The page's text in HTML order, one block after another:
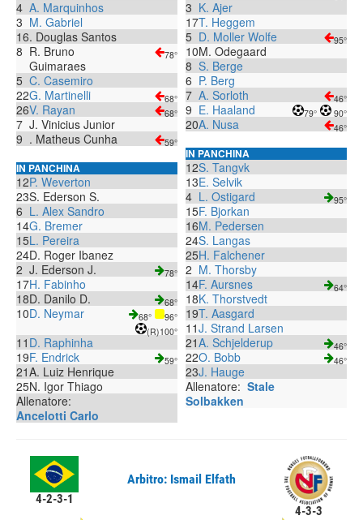
4 A. Marquinhos
3 M. Gabriel
16. Douglas Santos
8 R. Bruno
Guimaraes
78°
5 C. Casemiro
22G. Martinelli 68°
26V. Rayan 68°
7 J. Vinicius Junior
9 . Matheus Cunha 59°
IN PANCHINA
12P. Weverton
23S. Ederson S.
6 L. Alex Sandro
14G. Bremer
15L. Pereira
24D. Roger Ibanez
2 J. Ederson J. 78°
17H. Fabinho
18D. Danilo D. 68°
10D. Neymar 68°
96°
(R)100°
11 D. Raphinha
19F. Endrick 59°
21A. Luiz Henrique
25N. Igor Thiago
Allenatore:
Ancelotti Carlo
3 K. Ajer
17T. Heggem
5 D. Moller Wolfe 95°
10M. Odegaard
8 S. Berge
6 P. Berg
7 A. Sorloth 46°
9 E. Haaland 79° 90°
20A. Nusa 46°
IN PANCHINA
12S. Tangvk
13E. Selvik
4 L. Ostigard 95°
15F. Bjorkan
16M. Pedersen
24S. Langas
25H. Falchener
2 M. Thorsby
14F. Aursnes 64°
18K. Thorstvedt
19T. Aasgard
11J. Strand Larsen
21A. Schjelderup 46°
22O. Bobb 46°
23J. Hauge
Allenatore: Stale
Solbakken
4-2-3-1
Arbitro: Ismail Elfath
4-3-3